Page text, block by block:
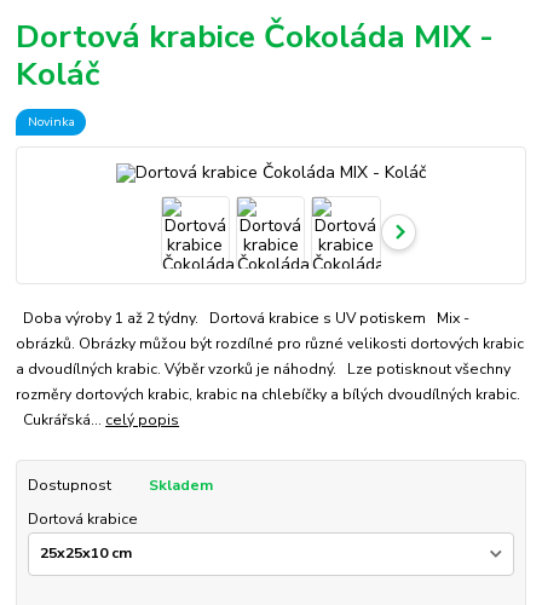
Dortová krabice Čokoláda MIX -
Koláč
Novinka
Doba výroby 1 až 2 týdny. Dortová krabice s UV potiskem Mix -
obrázků. Obrázky můžou být rozdílné pro různé velikosti dortových krabic
a dvoudílných krabic. Výběr vzorků je náhodný. Lze potisknout všechny
rozměry dortových krabic, krabic na chlebíčky a bílých dvoudílných krabic.
Cukrářská... celý popis
Dostupnost
Skladem
Dortová krabice